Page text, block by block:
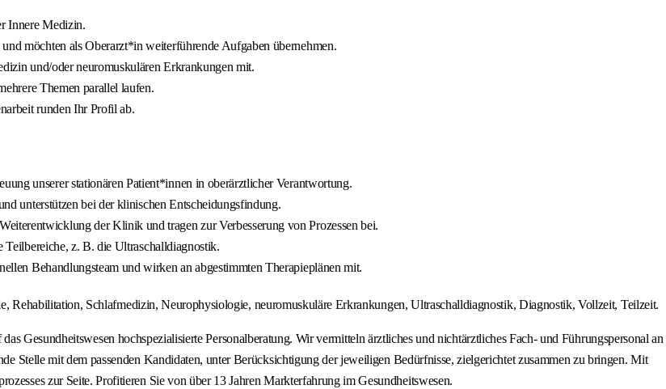
Innere Medizin.
möchten als Oberarzt*in weiterführende Aufgaben übernehmen.
und/oder neuromuskulären Erkrankungen mit.
Themen parallel laufen.
runden Ihr Profil ab.
unserer stationären Patient*innen in oberärztlicher Verantwortung.
unterstützen bei der klinischen Entscheidungsfindung.
der Klinik und tragen zur Verbesserung von Prozessen bei.
Teilbereiche, z. B. die Ultraschalldiagnostik.
Behandlungsteam und wirken an abgestimmten Therapieplänen mit.
Rehabilitation, Schlafmedizin, Neurophysiologie, neuromuskuläre Erkrankungen, Ultraschalldiagnostik, Diagnostik, Vollzeit, Teilzeit.
hochspezialisierte Personalberatung. Wir vermitteln ärztliches und nichtärztliches Fach- und Führungspersonal an
Stelle mit dem passenden Kandidaten, unter Berücksichtigung der jeweiligen Bedürfnisse, zielgerichtet zusammen zu bringen. Mit
zur Seite. Profitieren Sie von über 13 Jahren Markterfahrung im Gesundheitswesen.